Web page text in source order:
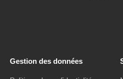
Gestion des données